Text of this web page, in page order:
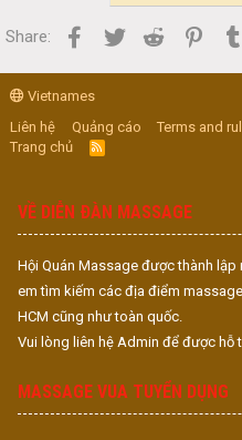
Share: Facebook
Twitter Reddit
Vietnames
Liên hệ
Quảng cáo Terms and
Trang chủ
R
S
VỀ DIỄN ĐÀN MASSAGE
Hội Quán Massage được thành
em tìm kiếm các địa điểm
HCM cũng như toàn quốc.
Vui lòng liên hệ Admin để được hỗ
MASSAGE VUA TUYỂN DỤNG